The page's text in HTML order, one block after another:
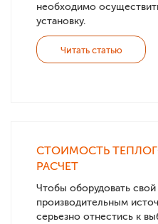
необходимо
установку.
Читать статью
СТОИМОСТЬ
РАСЧЕТ
Чтобы оборудовать
производительным
серьезно отнестись к